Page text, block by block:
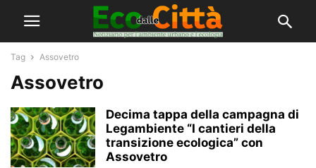
Tag Assovetro
Assovetro
Decima tappa della campagna di
Legambiente “I cantieri della
transizione ecologica” con
Assovetro